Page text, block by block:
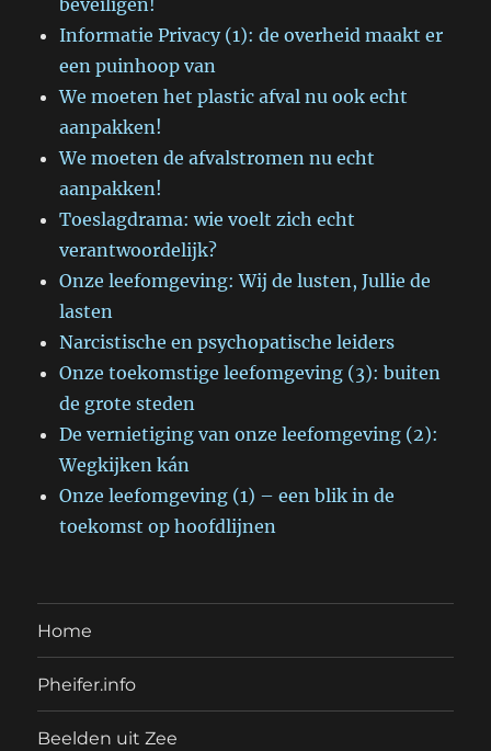
beveiligen!
Informatie Privacy (1): de overheid maakt er
een puinhoop van
We moeten het plastic afval nu ook echt
aanpakken!
We moeten de afvalstromen nu echt
aanpakken!
Toeslagdrama: wie voelt zich echt
verantwoordelijk?
Onze leefomgeving: Wij de lusten, Jullie de
lasten
Narcistische en psychopatische leiders
Onze toekomstige leefomgeving (3): buiten
de grote steden
De vernietiging van onze leefomgeving (2):
Wegkijken kán
Onze leefomgeving (1) – een blik in de
toekomst op hoofdlijnen
Home
Pheifer.info
Beelden uit Zee